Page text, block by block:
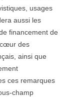
usages
aussi les
financement de
des
ainsi que
ces remarques
champ